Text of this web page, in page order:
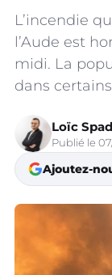
L’incendie
l’Aude est
midi. La
dans
Loïc
Publié le
Ajoutez-